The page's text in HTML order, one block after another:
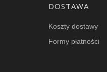
DOSTAWA
Koszty dostawy
Formy płatności